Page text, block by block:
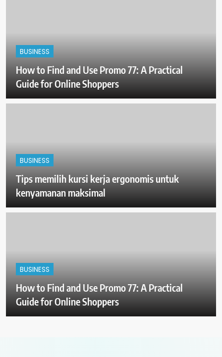
BUSINESS
How to Find and Use Promo 77: A Practical
Guide for Online Shoppers
BUSINESS
Tips memilih kursi kerja ergonomis untuk
kenyamanan maksimal
BUSINESS
How to Find and Use Promo 77: A Practical
Guide for Online Shoppers